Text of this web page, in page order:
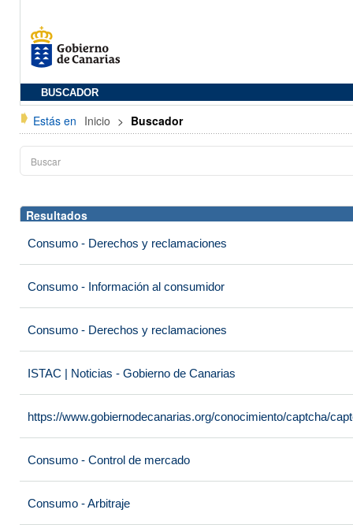
BUSCADOR
Estás en Inicio > Buscador
Resultados
Consumo - Derechos y reclamaciones
Consumo - Información al consumidor
Consumo - Derechos y reclamaciones
ISTAC | Noticias - Gobierno de Canarias
https://www.gobiernodecanarias.org/conocimiento/captcha/
Consumo - Control de mercado
Consumo - Arbitraje